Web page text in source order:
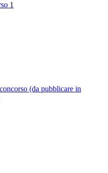
1
(da pubblicare in